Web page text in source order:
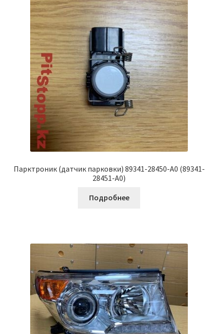
Парктроник (датчик парковки) 89341-28450-A0 (89341-
28451-A0)
Подробнее